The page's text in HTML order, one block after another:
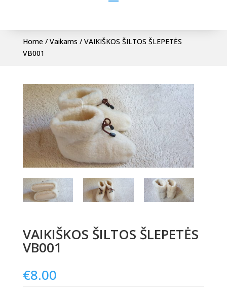
Home/ Vaikams / VAIKIŠKOS ŠILTOS ŠLEPETĖS
VB001
VAIKIŠKOS ŠILTOS ŠLEPETĖS
VB001
€8.00